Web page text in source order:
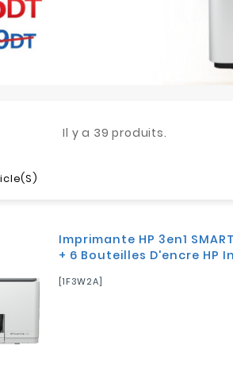
Il y a 39 produits.
Imprimante HP 3en1 SMART
+ 6 Bouteilles D'encre HP
[1F3W2A]